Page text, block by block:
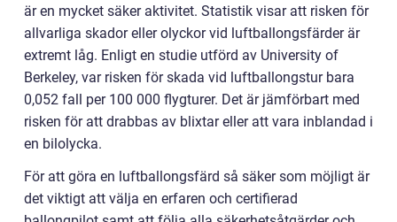
är en mycket säker aktivitet. Statistik visar att risken för
allvarliga skador eller olyckor vid luftballongsfärder är
extremt låg. Enligt en studie utförd av University of
Berkeley, var risken för skada vid luftballongstur bara
0,052 fall per 100 000 flygturer. Det är jämförbart med
risken för att drabbas av blixtar eller att vara inblandad i
en bilolycka.
För att göra en luftballongsfärd så säker som möjligt är
det viktigt att välja en erfaren och certifierad